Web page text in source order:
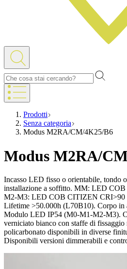
Prodotti
Senza categoria
Modus M2RA/CM/4K25/B6
Modus M2RA/
Incasso LED fisso o orientabile, tondo
installazione a soffitto. MM: LED
M2-M3: LED COB CITIZEN CRI>90
Lifetime >50.000h (L70B10). Corpo in
Modulo LED IP54 (M0-M1-M2-M3).
verniciato bianco con staffe di
policarbonato disponibili in diverse
Disponibili versioni dimmerabili e